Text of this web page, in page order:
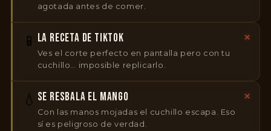
agotada antes de comer.
📱 LA RECETA DE TIKTOK
Ves el corte perfecto en pantalla pero con tu
cuchillo… imposible replicarlo.
✕
💧 SE RESBALA EL MANGO
Con las manos mojadas el cuchillo escapa. Eso
sí es peligroso de verdad.
✕